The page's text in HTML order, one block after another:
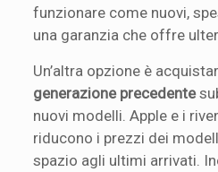
funzionare come nuovi,
una garanzia che offre
Un’altra opzione è
generazione precedente
nuovi modelli. Apple e i
riducono i prezzi dei
spazio agli ultimi arrivati.